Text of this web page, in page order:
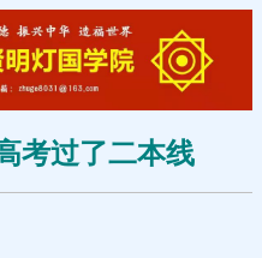
考过了二本线